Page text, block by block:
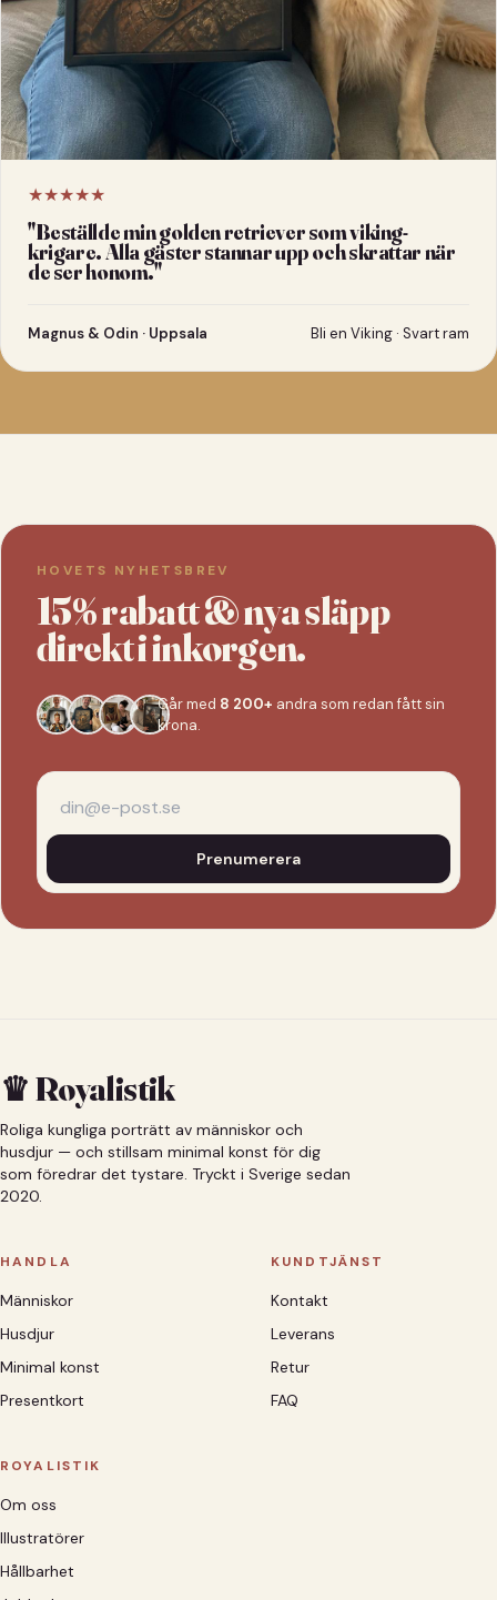
★★★★★
"Beställde min golden retriever som viking-
krigare. Alla gäster stannar upp och skrattar när
de ser honom."
Magnus & Odin · Uppsala Bli en Viking · Svart ram
HOVETS NYHETSBREV
15% rabatt & nya släpp
direkt i inkorgen.
Går med 8 200+ andra som redan fått sin
krona.
Prenumerera
♛ Royalistik
Roliga kungliga porträtt av människor och
husdjur — och stillsam minimal konst för dig
som föredrar det tystare. Tryckt i Sverige sedan
2020.
HANDLA
Människor
Husdjur
Minimal konst
Presentkort
KUNDTJÄNST
Kontakt
Leverans
Retur
FAQ
ROYALISTIK
Om oss
Illustratörer
Hållbarhet